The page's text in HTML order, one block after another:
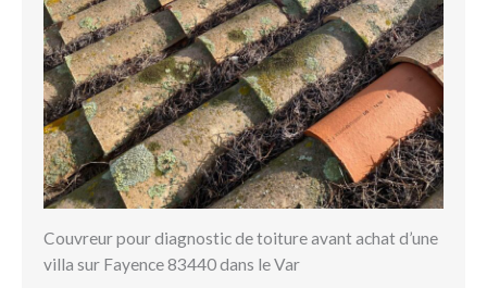
Couvreur pour diagnostic de toiture avant achat d’une
villa sur Fayence 83440 dans le Var